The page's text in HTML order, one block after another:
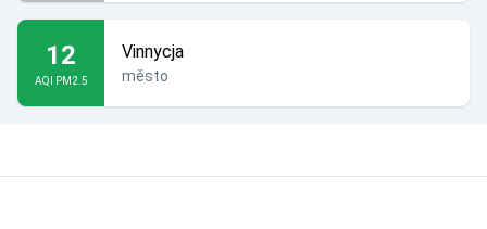
12
AQI PM2.5
Vinnycja
město